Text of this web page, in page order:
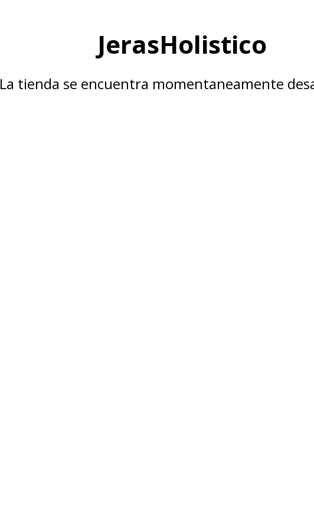
JerasHolistico
La tienda se encuentra momentaneamente